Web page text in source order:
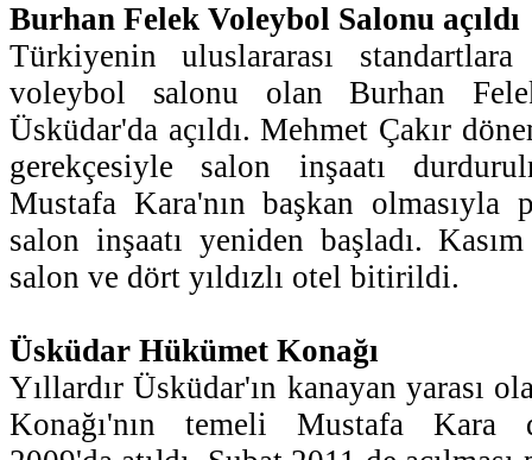
Burhan Felek Voleybol Salonu açıldı
Türkiyenin uluslararası
voleybol salonu olan Burhan
Üsküdar'da açıldı. Mehmet Çakır
gerekçesiyle salon inşaatı
Mustafa Kara'nın başkan
salon inşaatı yeniden başladı.
salon ve dört yıldızlı otel bitirildi.
Üsküdar Hükümet Konağı
Yıllardır Üsküdar'ın kanayan yarası
Konağı'nın temeli Mustafa Kara